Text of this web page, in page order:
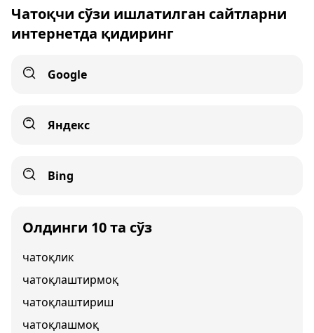
Чатоқчи сўзи ишлатилган сайтларни
интернетда қидиринг
Google
Яндекс
Bing
Олдинги 10 та сўз
чатоқлик
чатоқлаштирмоқ
чатоқлаштириш
чатоқлашмоқ